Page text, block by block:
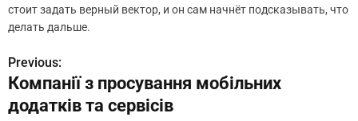
стоит задать верный вектор, и он сам начнёт подсказывать, что
делать дальше.
Н
а
Previous:
Компанії з просування мобільних
додатків та сервісів